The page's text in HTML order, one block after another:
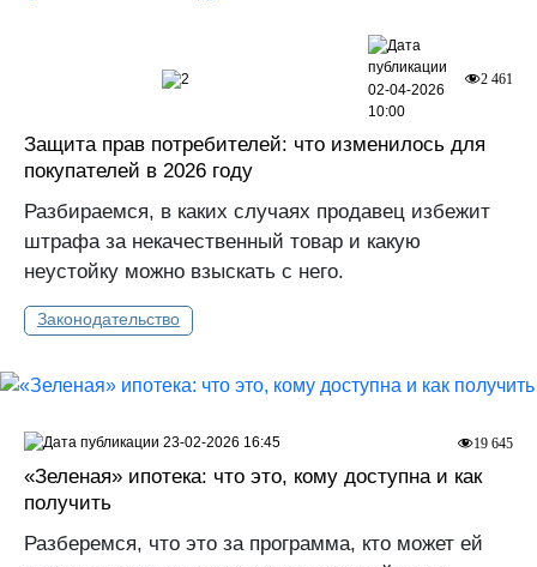
Защита прав потребителей: что изменилось для
покупателей в 2026 году
Разбираемся, в каких случаях продавец избежит
штрафа за некачественный товар и какую
неустойку можно взыскать с него.
Законодательство
2 2 461
02-04-2026
10:00
«Зеленая» ипотека: что это, кому доступна и как
получить
Разберемся, что это за программа, кто может ей
19 645
23-02-2026 16:45